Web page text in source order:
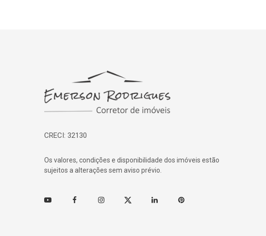
Página inicial
CRECI: 32130
Os valores, condições e disponibilidade dos imóveis estão
sujeitos a alterações sem aviso prévio.
Youtube FacebookInstagramTwitter Linkedin Pinterest